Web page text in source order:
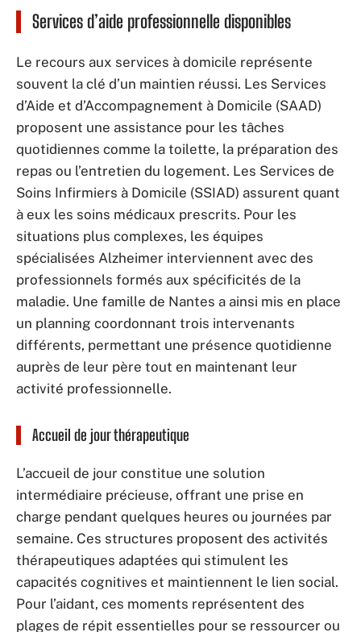
Services d’aide professionnelle disponibles
Le recours aux services à domicile représente
souvent la clé d’un maintien réussi. Les Services
d’Aide et d’Accompagnement à Domicile (SAAD)
proposent une assistance pour les tâches
quotidiennes comme la toilette, la préparation des
repas ou l’entretien du logement. Les Services de
Soins Infirmiers à Domicile (SSIAD) assurent quant
à eux les soins médicaux prescrits. Pour les
situations plus complexes, les équipes
spécialisées Alzheimer interviennent avec des
professionnels formés aux spécificités de la
maladie. Une famille de Nantes a ainsi mis en place
un planning coordonnant trois intervenants
différents, permettant une présence quotidienne
auprès de leur père tout en maintenant leur
activité professionnelle.
Accueil de jour thérapeutique
L’accueil de jour constitue une solution
intermédiaire précieuse, offrant une prise en
charge pendant quelques heures ou journées par
semaine. Ces structures proposent des activités
thérapeutiques adaptées qui stimulent les
capacités cognitives et maintiennent le lien social.
Pour l’aidant, ces moments représentent des
plages de répit essentielles pour se ressourcer ou